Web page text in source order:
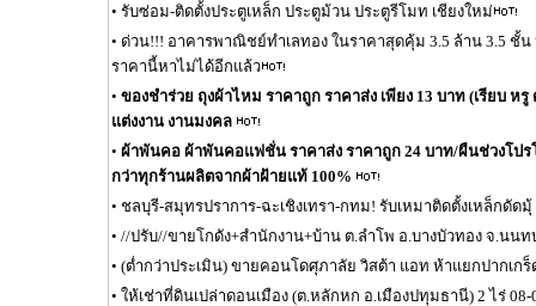
• รับซ่อม-ติดตั้งประตูเหล็ก ประตูม้วน ประตูรีโมท เชียงใหม่
• ด่วน!!! อาคารพาณิชย์ทำเลทอง ในราคาสุดคุ้ม 3.5 ล้าน 3.5 ชั้
ราคานี้หาไม่ได้อีกแล้ว
• ของชำร่วย ถุงผ้าไหม ราคาถูก ราคาส่ง เพียง 13 บาท (เรียบ หรู
แต่งงาน งานมงคล
• ผ้าพันคอ ผ้าพันคอแฟชั่น ราคาส่ง ราคาถูก 24 บาท/ผืนช่วงโป
กว่าทุกร้านผลิตจากผ้าฝ้ายแท้ 100%
• ชลบุรี-สมุทรปราการ-ฉะเชิงเทรา-กทม! รับเหมาติดตั้งเหล็กดัดมุ้
• //ปรับ//ขายโกดัง+สำนักงาน+บ้าน ต.ลำโพ อ.บางบัวทอง จ.นนท
• (ต่ำกว่าประเมิน) ขายคอนโดศุภาลัย วิสต้า แอท ห้าแยกปากเกร็
• ให้เช่าที่ดินเปล่าดอนเมือง (ต.หลักหก อ.เมืองปทุมธานี) 2 ไร่ 08-